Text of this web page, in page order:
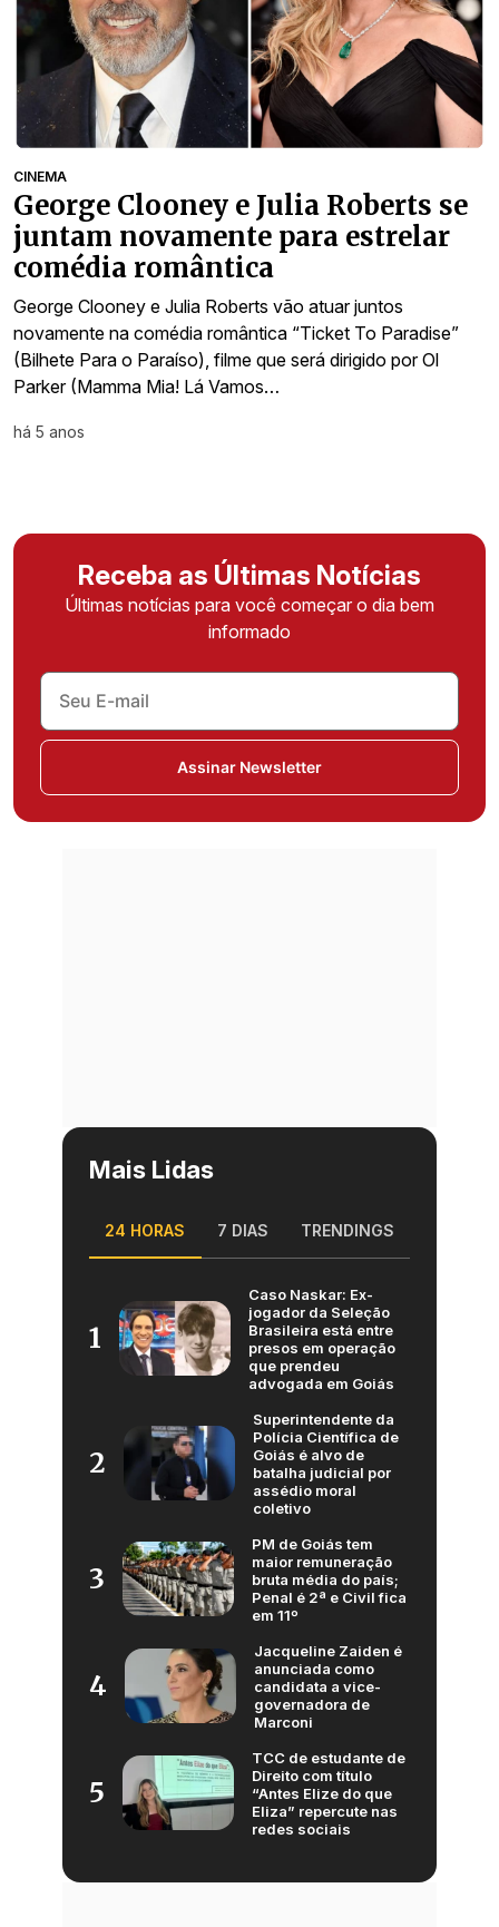
CINEMA
George Clooney e Julia Roberts se
juntam novamente para estrelar
comédia romântica
George Clooney e Julia Roberts vão atuar juntos
novamente na comédia romântica “Ticket To Paradise”
(Bilhete Para o Paraíso), filme que será dirigido por Ol
Parker (Mamma Mia! Lá Vamos…
há 5 anos
Receba as Últimas Notícias
Últimas notícias para você começar o dia bem
informado
Assinar Newsletter
Mais Lidas
24 HORAS 7 DIAS TRENDINGS
1
Caso Naskar: Ex-
jogador da Seleção
Brasileira está entre
presos em operação
que prendeu
advogada em Goiás
2
Superintendente da
Polícia Científica de
Goiás é alvo de
batalha judicial por
assédio moral
coletivo
3
PM de Goiás tem
maior remuneração
bruta média do país;
Penal é 2ª e Civil fica
em 11º
4
Jacqueline Zaiden é
anunciada como
candidata a vice-
governadora de
Marconi
5
TCC de estudante de
Direito com título
“Antes Elize do que
Eliza” repercute nas
redes sociais